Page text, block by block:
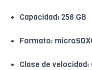
Capacidad: 256 GB
Formato:
Clase de velocidad: